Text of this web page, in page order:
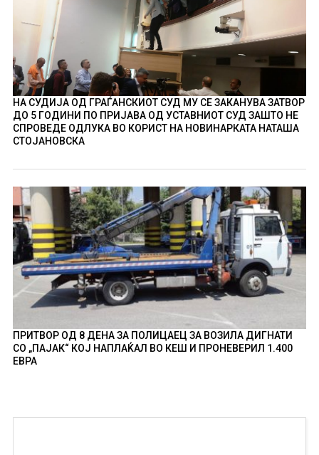
НА СУДИЈА ОД ГРАЃАНСКИОТ СУД МУ СЕ ЗАКАНУВА ЗАТВОР
ДО 5 ГОДИНИ ПО ПРИЈАВА ОД УСТАВНИОТ СУД ЗАШТО НЕ
СПРОВЕДЕ ОДЛУКА ВО КОРИСТ НА НОВИНАРКАТА НАТАША
СТОЈАНОВСКА
ПРИТВОР ОД 8 ДЕНА ЗА ПОЛИЦАЕЦ ЗА ВОЗИЛА ДИГНАТИ
СО „ПАЈАК“ КОЈ НАПЛАЌАЛ ВО КЕШ И ПРОНЕВЕРИЛ 1.400
ЕВРА